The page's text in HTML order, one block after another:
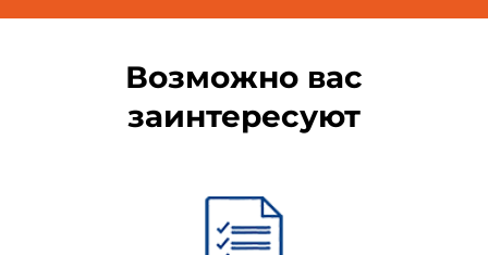
Возможно вас
заинтересуют